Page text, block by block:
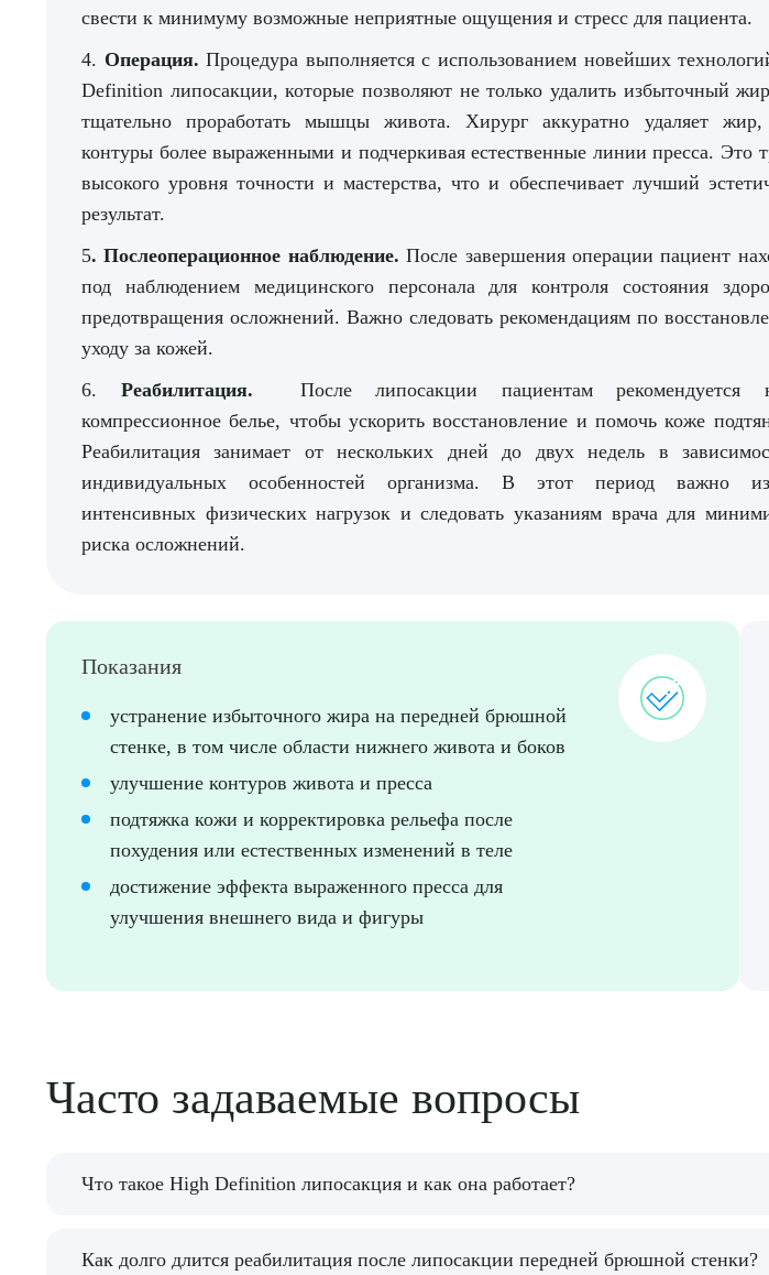
свести к минимуму возможные неприятные ощущения и стресс для пациента.
4. Операция.Процедура выполняется с использованием новейших
Definition липосакции, которые позволяют не только удалить избыточный
тщательно проработать мышцы живота. Хирург аккуратно удаляет жир,
контуры более выраженными и подчеркивая естественные линии пресса. Это
высокого уровня точности и мастерства, что и обеспечивает лучший
результат.
5. Послеоперационное наблюдение.После завершения операции пациент
под наблюдением медицинского персонала для контроля состояния
предотвращения осложнений. Важно следовать рекомендациям по
уходу за кожей.
6. Реабилитация. После липосакции пациентам рекомендуется
компрессионное белье, чтобы ускорить восстановление и помочь коже
Реабилитация занимает от нескольких дней до двух недель в
индивидуальных особенностей организма. В этот период важно
интенсивных физических нагрузок и следовать указаниям врача для
риска осложнений.
Показания
устранение избыточного жира на передней брюшной
стенке, в том числе области нижнего живота и боков
улучшение контуров живота и пресса
подтяжка кожи и корректировка рельефа после
похудения или естественных изменений в теле
достижение эффекта выраженного пресса для
улучшения внешнего вида и фигуры
Часто задаваемые вопросы
Что такое High Definition липосакция и как она работает?
High Definition липосакция позволяет не только удалить лишний жир, но и
Как долго длится реабилитация после липосакции передней брюшной стенки?
Выберите